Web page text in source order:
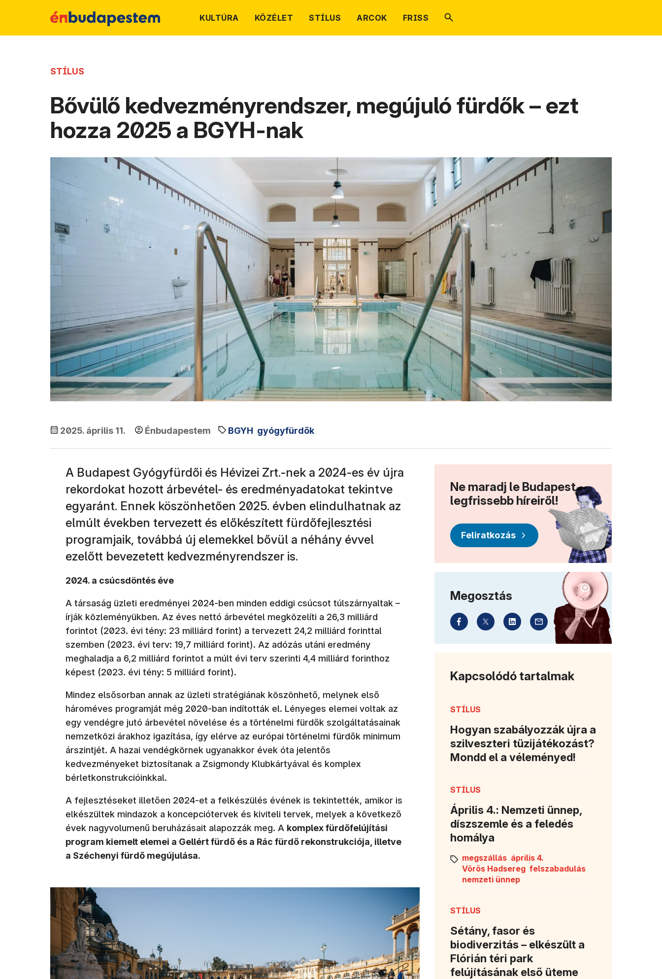
KULTÚRA KÖZÉLET STÍLUS ARCOK FRISS
STÍLUS
Bővülő kedvezményrendszer, megújuló fürdők – ezt
hozza 2025 a BGYH-nak
2025. április 11. Énbudapestem BGYH gyógyfürdők
A Budapest Gyógyfürdői és Hévizei Zrt.-nek a 2024-es év újra
rekordokat hozott árbevétel- és eredményadatokat tekintve
egyaránt. Ennek köszönhetően 2025. évben elindulhatnak az
elmúlt években tervezett és előkészített fürdőfejlesztési
programjaik, továbbá új elemekkel bővül a néhány évvel
ezelőtt bevezetett kedvezményrendszer is.
2024. a csúcsdöntés éve
A társaság üzleti eredményei 2024-ben minden eddigi csúcsot túlszárnyaltak –
írják közleményükben. Az éves nettó árbevétel megközelíti a 26,3 milliárd
forintot (2023. évi tény: 23 milliárd forint) a tervezett 24,2 milliárd forinttal
szemben (2023. évi terv: 19,7 milliárd forint). Az adózás utáni eredmény
meghaladja a 6,2 milliárd forintot a múlt évi terv szerinti 4,4 milliárd forinthoz
képest (2023. évi tény: 5 milliárd forint).
Mindez elsősorban annak az üzleti stratégiának köszönhető, melynek első
hároméves programját még 2020-ban indították el. Lényeges elemei voltak az
egy vendégre jutó árbevétel növelése és a történelmi fürdők szolgáltatásainak
nemzetközi árakhoz igazítása, így elérve az európai történelmi fürdők minimum
árszintjét. A hazai vendégkörnek ugyanakkor évek óta jelentős
kedvezményeket biztosítanak a Zsigmondy Klubkártyával és komplex
bérletkonstrukcióinkkal.
A fejlesztéseket illetően 2024-et a felkészülés évének is tekintették, amikor is
elkészültek mindazok a koncepciótervek és kiviteli tervek, melyek a következő
évek nagyvolumenű beruházásait alapozzák meg. A komplex fürdőfelújítási
program kiemelt elemei a Gellért fürdő és a Rác fürdő rekonstrukciója, illetve
a Széchenyi fürdő megújulása.
Ne maradj le Budapest
legfrissebb híreiről!
Feliratkozás
Megosztás
Kapcsolódó tartalmak
STÍLUS
Hogyan szabályozzák újra a
szilveszteri tüzijátékozást?
Mondd el a véleményed!
STÍLUS
Április 4.: Nemzeti ünnep,
díszszemle és a feledés
homálya
megszállás április 4.
Vörös Hadsereg felszabadulás
nemzeti ünnep
STÍLUS
Sétány, fasor és
biodiverzitás – elkészült a
Flórián téri park
felújításának első üteme